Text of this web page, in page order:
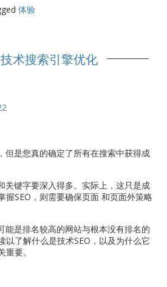
体验
术搜索引擎优化
但是您真的确定了所有在搜索中获得成
关键字要深入得多。实际上，这只是成
握SEO，则需要确保页面 和页面外策略
能是排名较高的网站与根本没有排名的
以了解什么是技术SEO，以及为什么它
要。